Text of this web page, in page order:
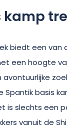
kamp
biedt een
een hoogte
Spantik basis
is slechts een
vanuit de